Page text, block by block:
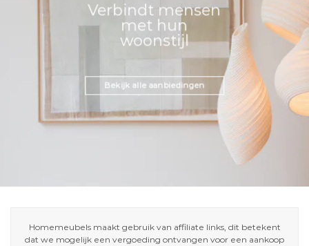
Verbindt mensen
met hun
woonstijl
Bekijk alle aanbiedingen
Homemeubels maakt gebruik van affiliate links, dit betekent
dat we mogelijk een vergoeding ontvangen voor een aankoop